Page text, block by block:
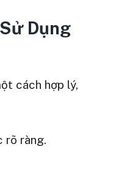
Dụng
cách hợp lý,
rõ ràng.